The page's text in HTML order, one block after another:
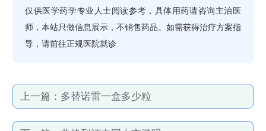
仅供医学药学专业人士阅读参考，具体用药请咨询主治医
师，本站只做信息展示，不销售药品。如需获得治疗方案指
导，请前往正规医院就诊
上一篇： 多替诺雷一盒多少粒